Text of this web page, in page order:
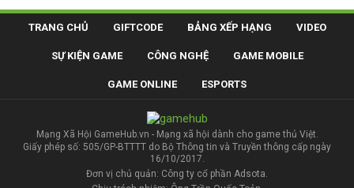
TRANG CHỦ GIFTCODE BẢNG XẾP HẠNG VIDEO
SỰ KIỆN GAME CÔNG NGHỆ GAME MOBILE
GAME ONLINE ESPORTS
Mạng Xã Hội GameHub.vn - Mạng xã hội dành cho game thủ Việt.
Giấy phép số: 505/GP-BTTTT do Bộ Thông tin và Truyền thông cấp ngày
16/10/2017.
Đơn vị chủ quản: Công ty cổ phần Adsota.